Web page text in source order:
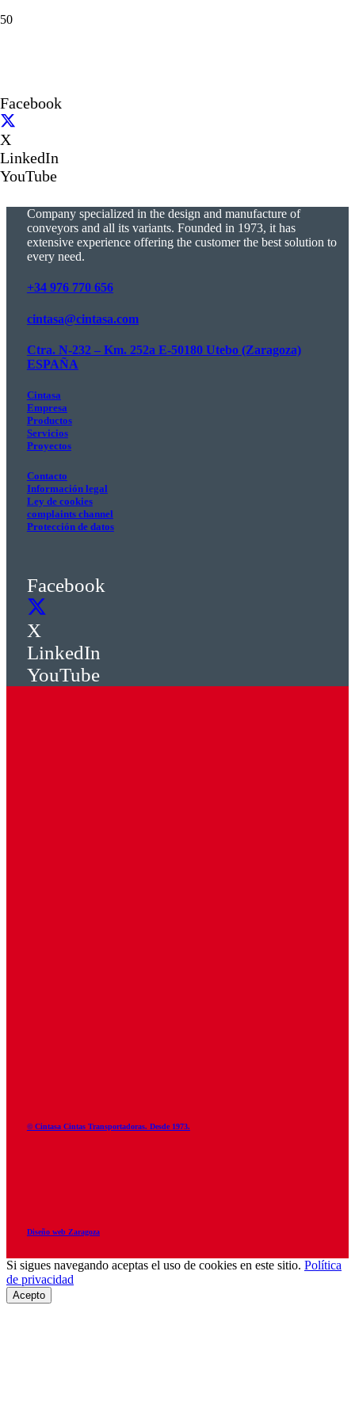
Facebook
X
LinkedIn
YouTube
Company specialized in the design and manufacture of
conveyors and all its variants. Founded in 1973, it has
extensive experience offering the customer the best solution to
every need.
+34 976 770 656
cintasa@cintasa.com
Ctra. N-232 – Km. 252a E-50180 Utebo (Zaragoza)
ESPAÑA
Cintasa
Empresa
Productos
Servicios
Proyectos
Contacto
Información legal
Ley de cookies
complaints channel
Protección de datos
Facebook
X
LinkedIn
YouTube
© Cintasa Cintas Transportadoras. Desde 1973.
Diseño web Zaragoza
Si sigues navegando aceptas el uso de cookies en este sitio. Política
de privacidad
Acepto